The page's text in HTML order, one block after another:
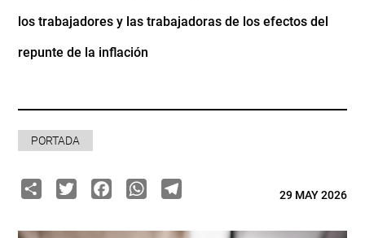
los trabajadores y las trabajadoras de los efectos del
repunte de la inflación
PORTADA
ShareTwitterFacebook
WhatsApp
Telegram29 MAY 2026